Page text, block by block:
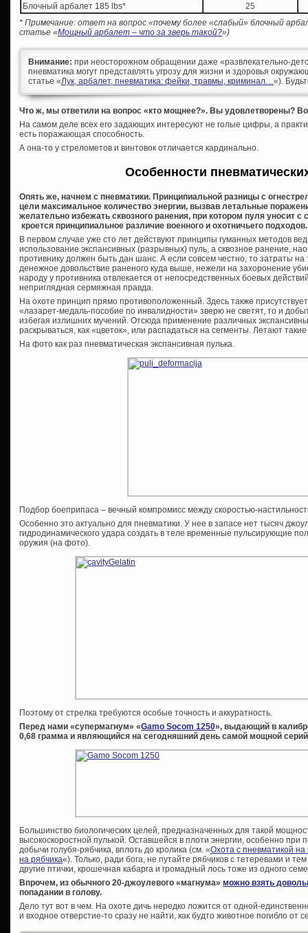
Блочный арбалет 185 lbs*
25
* Примечание: ответ на вопрос «почему более «слабый» блочный
статье «Мощный арбалет – что за зверь такой?»)
Внимание: при неосторожном обращении даже «развлекательно-
пневматика могут представлять угрозу для жизни и здоровья
статье «Лук, арбалет, пневматика: фейки, травмы, криминал… «).
Что ж, мы ответили на вопрос «кто мощнее?». Вы удовлетворены?
На самом деле всех его задающих интересуют не голые цифры, а
есть поражающая способность.
А она-то у стрелометов и винтовок отличается кардинально.
Особенности
Опять же, начнем с пневматики. Принципиальной разницы с
цели максимальное количество энергии, вызвав летальные
желательно избежать сквозного ранения, при котором пуля уносит с
кроется принципиальное различие военного и охотничьего подходов.
В первом случае уже сто лет действуют принципы гуманных методов
использование экспансивных (разрывных) пуль, а сквозное ранение,
противнику должен быть дан шанс. А если совсем честно, то затраты
денежное довольствие раненого куда выше, нежели на захоронение
народу у противника отвлекается от непосредственных боевых
неприглядная сермяжная правда.
На охоте принцип прямо противоположенный. Здесь также
«лазарет-медаль-пособие по инвалидности» зверю не светят, то и
избегая излишних мучений. Отсюда применение различных
раскрываться, как «цветок», или распадаться на сегменты. Летают
На фото как раз пневматическая экспансивная пулька.
Подбор боеприпаса – вечный компромисс между скоростью-
Особенно это актуально для пневматики. У нее в запасе нет тысяч
гидродинамического удара создать в теле временные пульсирующие
оружия (на фото).
Поэтому от стрелка требуются особые точность и аккуратность.
Перед нами «супермагнум» «Gamo Socom 1250», выдающий в
0,68 грамма и являющийся на сегодняшний день самой мощной
Большинство биологических целей, предназначенных для такой
высокоскоростной пулькой. Оставшейся в плоти энергии, особенно при
добычи голубя-рябчика, вплоть до кролика (см. «Охота с пневматикой на
на рябчика«). Только, ради бога, не путайте рябчиков с тетеревами и
другие птички, крошечная кабарга и громадный лось тоже из одного
Впрочем, из обычного 20-джоулевого «магнума» можно взять
попадании в голову.
Дело тут вот в чем. На охоте дичь нередко ложится от одной-
и входное отверстие-то сразу не найти, как будто животное погибло от